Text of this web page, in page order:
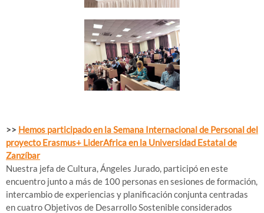
>> Hemos participado en la Semana Internacional de Personal del
proyecto Erasmus+ LiderAfrica en la Universidad Estatal de
Zanzíbar
Nuestra jefa de Cultura, Ángeles Jurado, participó en este
encuentro junto a más de 100 personas en sesiones de formación,
intercambio de experiencias y planificación conjunta centradas
en cuatro Objetivos de Desarrollo Sostenible considerados